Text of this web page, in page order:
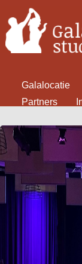
Galalocatie
Partners